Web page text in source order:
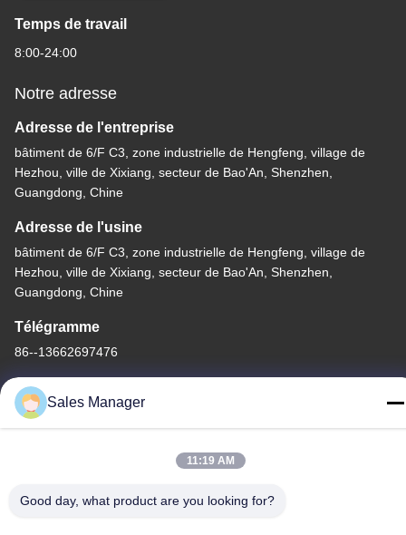
Temps de travail
8:00-24:00
Notre adresse
Adresse de l'entreprise
bâtiment de 6/F C3, zone industrielle de Hengfeng, village de
Hezhou, ville de Xixiang, secteur de Bao'An, Shenzhen,
Guangdong, Chine
Adresse de l'usine
bâtiment de 6/F C3, zone industrielle de Hengfeng, village de
Hezhou, ville de Xixiang, secteur de Bao'An, Shenzhen,
Guangdong, Chine
Télégramme
86--13662697476
Chine Bonne qualité Contact à membrane de dôme en métal Le
les droits réservés.
Sales Manager
11:19 AM
Good day, what product are you looking for?